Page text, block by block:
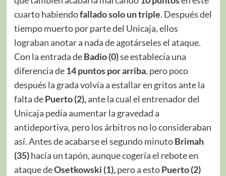
cuarto habiendofallado solo un triple. Después del
tiempo muerto por parte del Unicaja, ellos
lograban anotar a nada de agotárseles el ataque.
Con la entrada deBadio (0)se establecía una
diferencia de14 puntos por arriba, pero poco
después la grada volvía a estallar en gritos ante la
falta dePuerto (2),ante la cual el entrenador del
Unicaja pedía aumentar la gravedad a
antideportiva, pero los árbitros no lo consideraban
así. Antes de acabarse el segundo minutoBrimah
(35)hacía un tapón, aunque cogería el rebote en
ataque deOsetkowski (1),pero a estoPuerto (2)